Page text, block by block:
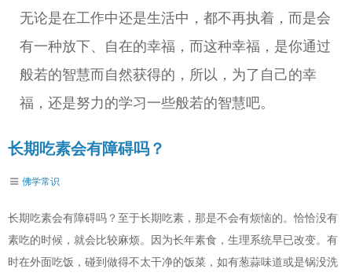
无论是在工作中还是生活中，都不再执着，而是会
有一种放下、自在的幸福，而这种幸福，是你通过
般若的智慧而自然获得的，所以，为了自己的幸
福，还是努力的学习一些般若的智慧吧。
长期吃素会有障碍吗？
佛学常识
长期吃素会有障碍吗？至于长期吃素，那是不会有烦恼的。恰恰没有
素吃的时候，就会比较麻烦。因为长年素食，生理系统早已改变。有
时在外面吃饭，碰到做得不太干净的饭菜，如有葱蒜味道或是锅没洗